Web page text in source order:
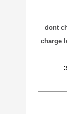
dont
charge
3